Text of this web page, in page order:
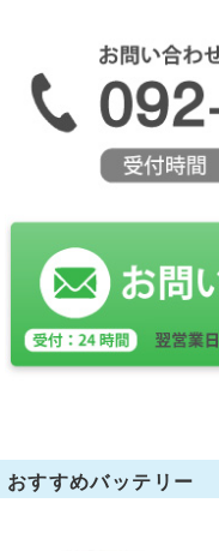
おすすめバッテリー